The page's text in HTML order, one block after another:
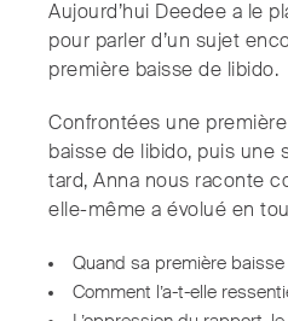
Aujourd’hui Deedee a le
pour parler d’un sujet
première baisse de libido.
Confrontées une
baisse de libido, puis une
tard, Anna nous raconte
elle-même a évolué en
Quand sa première
Comment l’a-t-elle